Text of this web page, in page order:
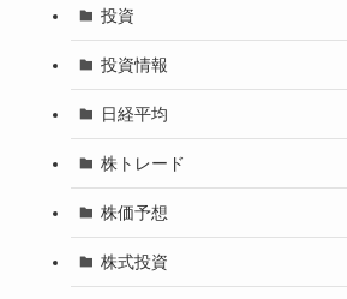
投資
投資情報
日経平均
株トレード
株価予想
株式投資